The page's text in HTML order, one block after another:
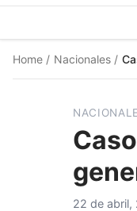
Home / Nacionales /
22 de abril,